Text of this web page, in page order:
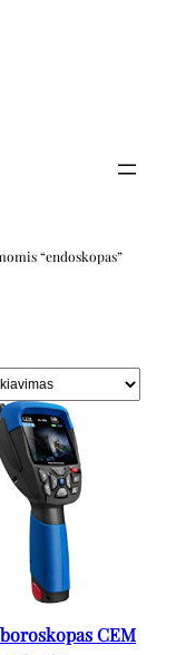
“endoskopas”
CEM